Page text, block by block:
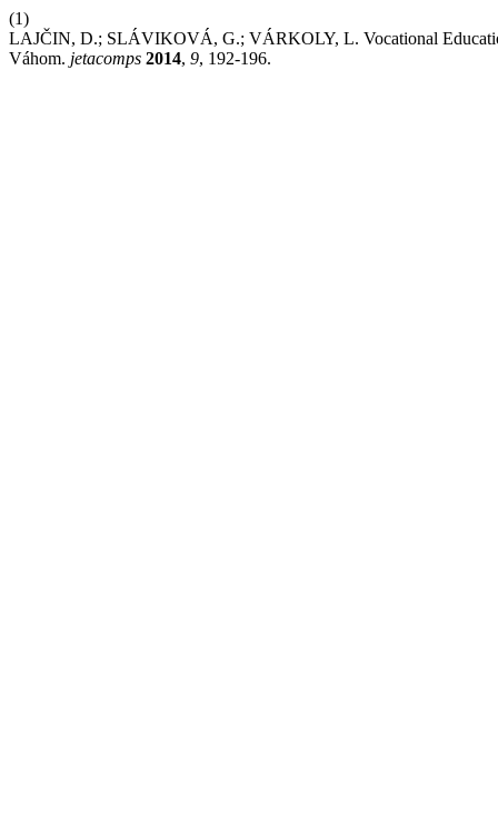
(1)
LAJČIN, D.; SLÁVIKOVÁ, G.; VÁRKOLY, L. Vocational
Váhom. jetacomps 2014, 9, 192-196.